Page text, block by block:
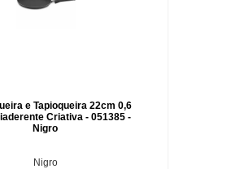
e Tapioqueira 22cm 0,6
Criativa - 051385 -
Nigro
Nigro